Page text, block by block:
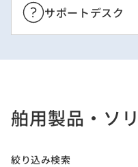
サポートデスク
舶用製品・ソ
絞り込み検索